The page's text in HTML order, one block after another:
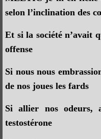
selon l’inclination des
Et si la société n’avait
offense
Si nous nous
de nos joues les fards
Si allier nos odeurs,
testostérone